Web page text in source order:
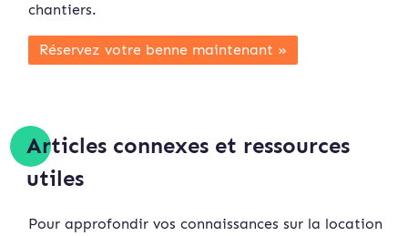
chantiers.
Réservez votre benne maintenant »
Articles connexes et ressources
utiles
Pour approfondir vos connaissances sur la location